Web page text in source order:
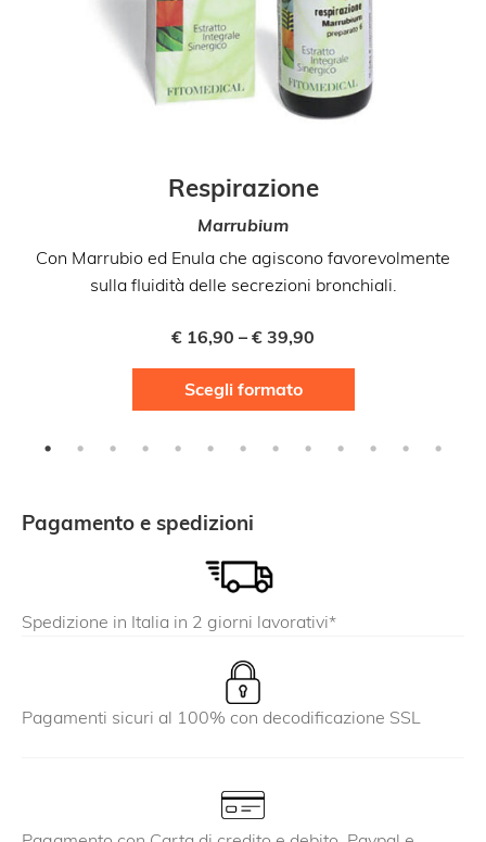
Respirazione
Marrubium
Con Marrubio ed Enula che agiscono favorevolmente
sulla fluidità delle secrezioni bronchiali.
€ 16,90 – € 39,90
Scegli formato
prodotto
Pagamento e spedizioni
Spedizione in Italia in 2 giorni lavorativi*
Pagamenti sicuri al 100% con decodificazione SSL